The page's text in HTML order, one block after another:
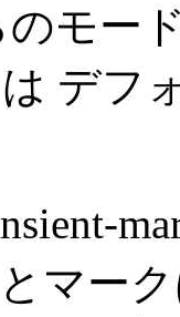
のモー
デフ
マー